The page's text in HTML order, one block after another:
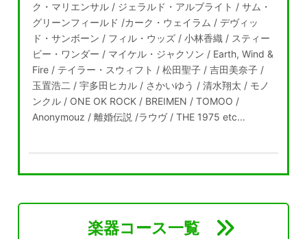
ク・マリエンサル / ジェラルド・アルブライト / サム・
グリーンフィールド /カーク・ウェイラム / デヴィッ
ド・サンボーン / フィル・ウッズ / 小林香織 / スティー
ビー・ワンダー / マイケル・ジャクソン / Earth, Wind &
Fire / テイラー・スウィフト / 松田聖子 / 吉田美奈子 /
玉置浩二 / 宇多田ヒカル / さかいゆう / 清水翔太 / モノ
ンクル / ONE OK ROCK / BREIMEN / TOMOO /
Anonymouz / 離婚伝説 /ラウヴ / THE 1975 etc...
楽器コース一覧